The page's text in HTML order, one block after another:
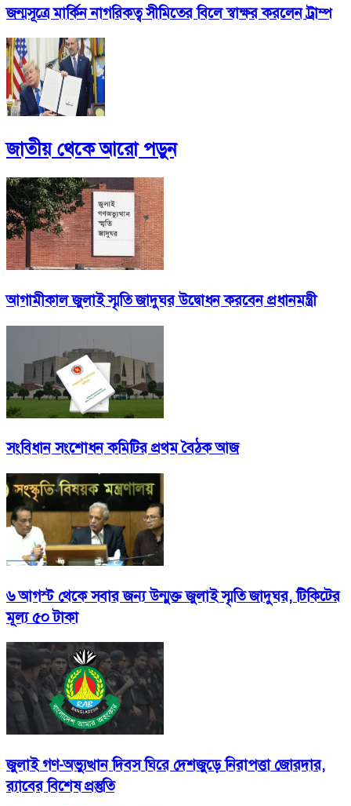
জন্মসূত্রে মার্কিন নাগরিকত্ব সীমিতের বিলে স্বাক্ষর করলেন ট্রাম্প
জাতীয়থেকে আরো পড়ুন
আগামীকাল জুলাই স্মৃতি জাদুঘর উদ্বোধন করবেন প্রধানমন্ত্রী
সংবিধান সংশোধন কমিটির প্রথম বৈঠক আজ
৬ আগস্ট থেকে সবার জন্য উন্মুক্ত জুলাই স্মৃতি জাদুঘর, টিকিটের
মূল্য ৫০ টাকা
জুলাই গণ-অভ্যুত্থান দিবস ঘিরে দেশজুড়ে নিরাপত্তা জোরদার,
র‌্যাবের বিশেষ প্রস্তুতি